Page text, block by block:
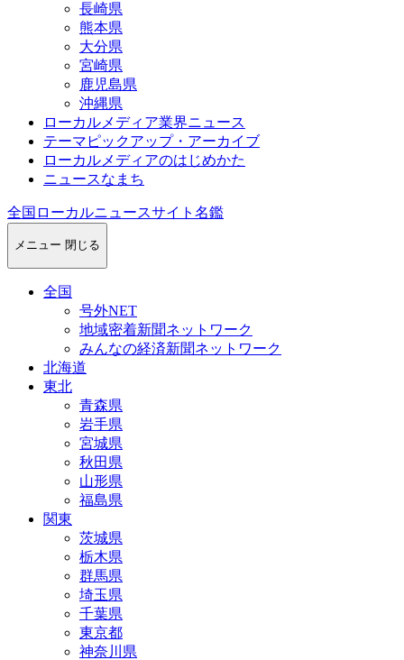
長崎県
熊本県
大分県
宮崎県
鹿児島県
沖縄県
ローカルメディア業界ニュース
テーマピックアップ・アーカイブ
ローカルメディアのはじめかた
ニュースなまち
全国ローカルニュースサイト名鑑
メニュー 閉じる
全国
号外NET
地域密着新聞ネットワーク
みんなの経済新聞ネットワーク
北海道
東北
青森県
岩手県
宮城県
秋田県
山形県
福島県
関東
茨城県
栃木県
群馬県
埼玉県
千葉県
東京都
神奈川県